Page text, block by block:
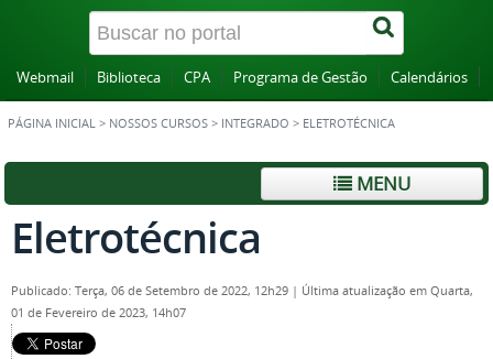
Webmail Biblioteca CPA Programa de Gestão Calendários
PÁGINA INICIAL > NOSSOS CURSOS > INTEGRADO > ELETROTÉCNICA
MENU
Eletrotécnica
Publicado: Terça, 06 de Setembro de 2022, 12h29 | Última atualização em Quarta,
01 de Fevereiro de 2023, 14h07